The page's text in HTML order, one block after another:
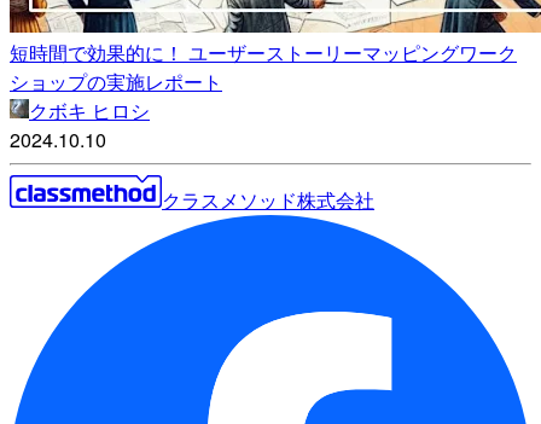
短時間で効果的に！ ユーザーストーリーマッピングワーク
ショップの実施レポート
クボキ ヒロシ
2024.10.10
クラスメソッド株式会社